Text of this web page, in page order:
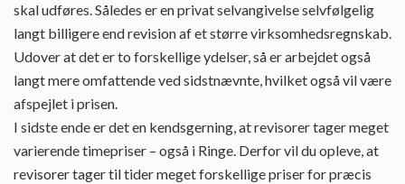
skal udføres. Således er en privat selvangivelse selvfølgelig
langt billigere end revision af et større virksomhedsregnskab.
Udover at det er to forskellige ydelser, så er arbejdet også
langt mere omfattende ved sidstnævnte, hvilket også vil være
afspejlet i prisen.
I sidste ende er det en kendsgerning, at revisorer tager meget
varierende timepriser – også i Ringe. Derfor vil du opleve, at
revisorer tager til tider meget forskellige priser for præcis